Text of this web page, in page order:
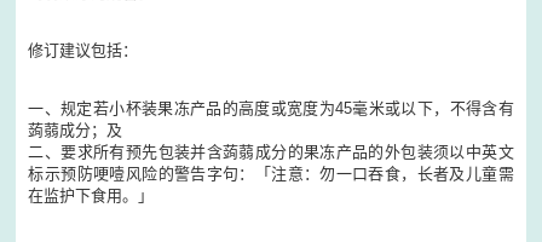
修订建议包括：
一、规定若小杯装果冻产品的高度或宽度为45毫米或以下，不得含有
蒟蒻成分；及
二、要求所有预先包装并含蒟蒻成分的果冻产品的外包装须以中英文
标示预防哽噎风险的警告字句：「注意：勿一口吞食，长者及儿童需
在监护下食用。」